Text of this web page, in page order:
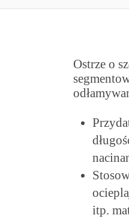
Ostrze o
itp.